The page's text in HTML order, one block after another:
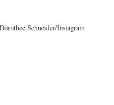
Dorothee Schneider/Instagram